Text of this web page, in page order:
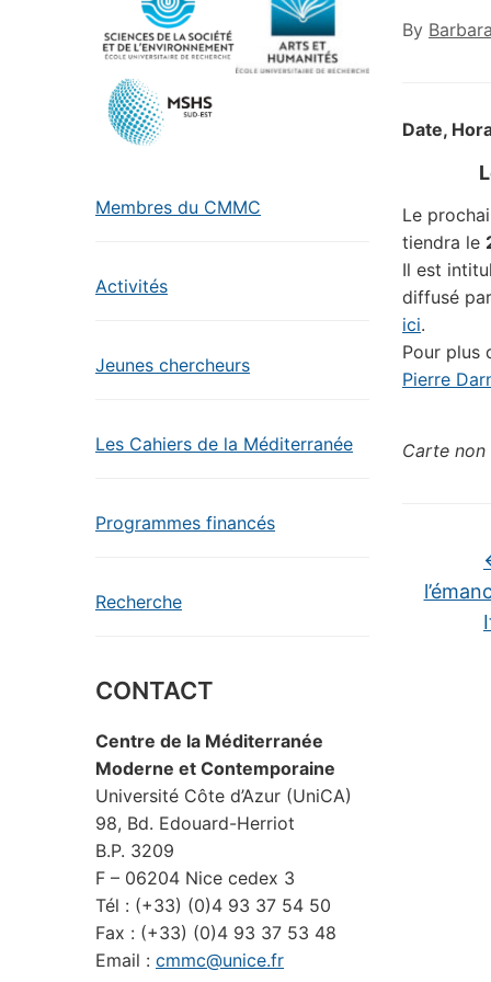
Membres du CMMC
Activités
Jeunes chercheurs
Les Cahiers de la Méditerranée
Programmes financés
Recherche
CONTACT
Centre de la Méditerranée
Moderne et Contemporaine
Université Côte d’Azur (UniCA)
98, Bd. Edouard-Herriot
B.P. 3209
F – 06204 Nice cedex 3
Tél : (+33) (0)4 93 37 54 50
Fax : (+33) (0)4 93 37 53 48
Email : cmmc@unice.fr
By
Date,
Le
tiendra le
Il est
diffusé
ici.
Pour plus
Pierre
Carte